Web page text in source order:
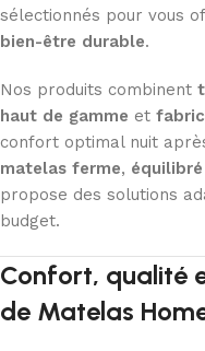
sélectionnés pour vous
bien-être durable.
Nos produits combinent
haut de gamme et
confort optimal nuit
matelas ferme, équilibré
propose des solutions
budget.
Confort, qualité
de Matelas